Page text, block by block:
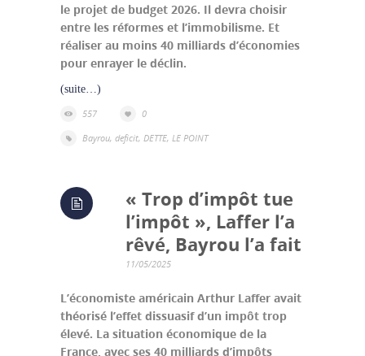
le projet de budget 2026. Il devra choisir
entre les réformes et l’immobilisme. Et
réaliser au moins 40 milliards d’économies
pour enrayer le déclin.
(suite…)
557
0
Bayrou, deficit, DETTE, LE POINT
« Trop d’impôt tue
l’impôt », Laffer l’a
rêvé, Bayrou l’a fait
11/05/2025
L’économiste américain Arthur Laffer avait
théorisé l’effet dissuasif d’un impôt trop
élevé. La situation économique de la
France, avec ses 40 milliards d’impôts